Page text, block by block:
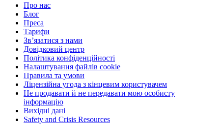
Про нас
Блог
Преса
Тарифи
Зв’язатися з нами
Довідковий центр
Політика конфіденційності
Налаштування файлів cookie
Правила та умови
Ліцензійна угода з кінцевим користувачем
Не продавати й не передавати мою особисту
інформацію
Вихідні дані
Safety and Crisis Resources